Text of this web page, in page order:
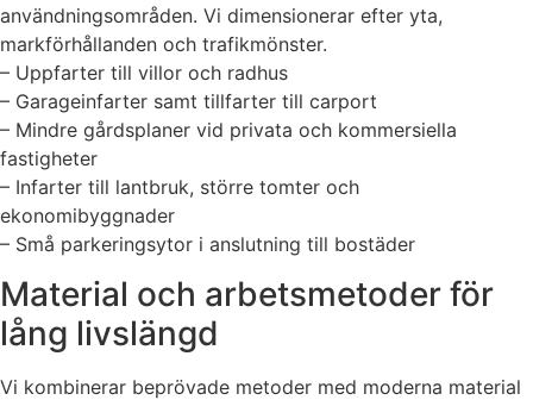
användningsområden. Vi dimensionerar efter yta,
markförhållanden och trafikmönster.
– Uppfarter till villor och radhus
– Garageinfarter samt tillfarter till carport
– Mindre gårdsplaner vid privata och kommersiella
fastigheter
– Infarter till lantbruk, större tomter och
ekonomibyggnader
– Små parkeringsytor i anslutning till bostäder
Material och arbetsmetoder för
lång livslängd
Vi kombinerar beprövade metoder med moderna material